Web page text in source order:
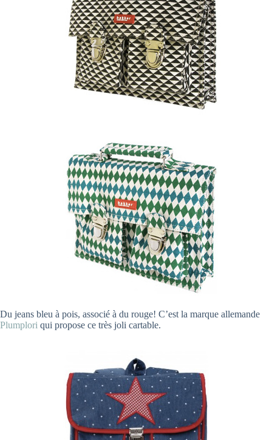
Du jeans bleu à pois, associé à du rouge! C’est la marque allemande
Plumplori qui propose ce très joli cartable.